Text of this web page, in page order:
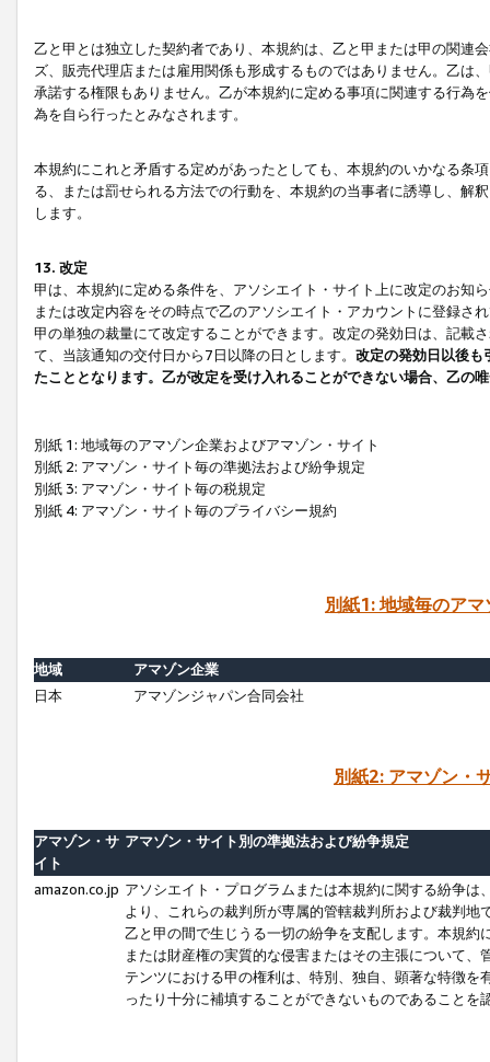
乙と甲とは独立した契約者であり、本規約は、乙と甲または甲の関連
ズ、販売代理店または雇用関係も形成するものではありません。乙は
承諾する権限もありません。乙が本規約に定める事項に関連する行為
為を自ら行ったとみなされます。
本規約にこれと矛盾する定めがあったとしても、本規約のいかなる条
る、または罰せられる方法での行動を、本規約の当事者に誘導し、解
します。
13. 改定
甲は、本規約に定める条件を、アソシエイト・サイト上に改定のお知
または改定内容をその時点で乙のアソシエイト・アカウントに登録さ
甲の単独の裁量にて改定することができます。改定の発効日は、記載
て、当該通知の交付日から7日以降の日とします。 改定の発効日以後も
たこととなります。乙が改定を受け入れることができない場合、乙の
別紙 1: 地域毎のアマゾン企業およびアマゾン・サイト
別紙 2: アマゾン・サイト毎の準拠法および紛争規定
別紙 3: アマゾン・サイト毎の税規定
別紙 4: アマゾン・サイト毎のプライバシー規約
別紙1: 地域毎のア
地域
アマゾン企業
日本
アマゾンジャパン合同会社
別紙2: アマゾン・
アマゾン・サ
イト
アマゾン・サイト別の準拠法および紛争規定
amazon.co.jp アソシエイト・プログラムまたは本規約に関する紛争
より、これらの裁判所が専属的管轄裁判所および裁判
乙と甲の間で生じうる一切の紛争を支配します。本規
または財産権の実質的な侵害またはその主張について
テンツにおける甲の権利は、特別、独自、顕著な特徴
ったり十分に補填することができないものであることを